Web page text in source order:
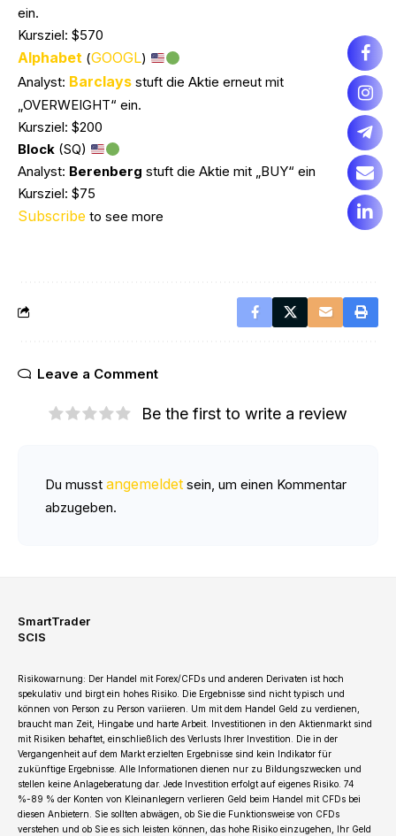
ein.
Kursziel: $570
Alphabet (GOOGL)
Analyst: Barclays stuft die Aktie erneut mit
„OVERWEIGHT“ ein.
Kursziel: $200
Block (SQ)
Analyst: Berenberg stuft die Aktie mit „BUY“ ein
Kursziel: $75
Subscribe to see more
Leave a Comment
Be the first to write a review
Du musst angemeldet sein, um einen Kommentar
abzugeben.
SmartTrader
SCIS
Risikowarnung: Der Handel mit Forex/CFDs und anderen Derivaten ist hoch
spekulativ und birgt ein hohes Risiko. Die Ergebnisse sind nicht typisch und
können von Person zu Person variieren. Um mit dem Handel Geld zu verdienen,
braucht man Zeit, Hingabe und harte Arbeit. Investitionen in den Aktienmarkt sind
mit Risiken behaftet, einschließlich des Verlusts Ihrer Investition. Die in der
Vergangenheit auf dem Markt erzielten Ergebnisse sind kein Indikator für
zukünftige Ergebnisse. Alle Informationen dienen nur zu Bildungszwecken und
stellen keine Anlageberatung dar. Jede Investition erfolgt auf eigenes Risiko. 74
%-89 % der Konten von Kleinanlegern verlieren Geld beim Handel mit CFDs bei
diesen Anbietern. Sie sollten abwägen, ob Sie die Funktionsweise von CFDs
verstehen und ob Sie es sich leisten können, das hohe Risiko einzugehen, Ihr Geld